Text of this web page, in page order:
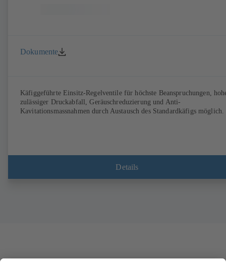
Dokumente
Käfiggeführte Einsitz-Regelventile für höchste Beanspruchungen,
zulässiger Druckabfall, Geräuschreduzierung und Anti-
Kavitationsmassnahmen durch Austausch des Standardkäfigs möglich.
Details